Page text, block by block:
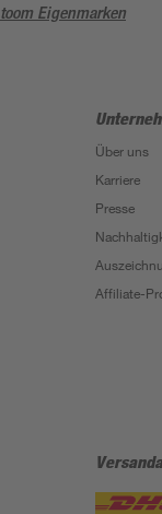
Eigenmarken
Über uns
Karriere
Presse
Affiliate-